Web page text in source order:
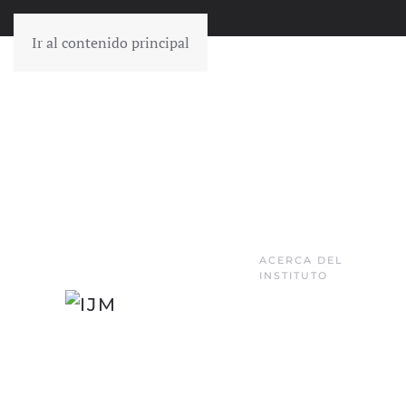
Ir al contenido principal
ACERCA DEL
INSTITUTO